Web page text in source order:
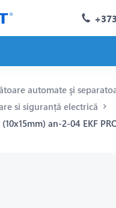
automate şi
si siguranță electrică
an-2-04 EKF